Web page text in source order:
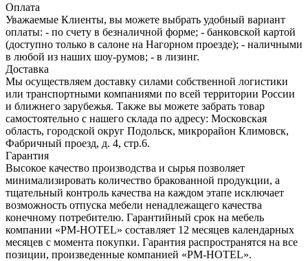
Оплата
Уважаемые Клиенты, вы можете выбрать удобный вариант
оплаты: - по счету в безналичной форме; - банковской картой
(доступно только в салоне на Нагорном проезде); - наличными
в любой из наших шоу-румов; - в лизинг.
Доставка
Мы осуществляем доставку силами собственной логистики
или транспортными компаниями по всей территории России
и ближнего зарубежья. Также вы можете забрать товар
самостоятельно с нашего склада по адресу: Московская
область, городcкой округ Подольск, микрорайон Климовск,
Фабричный проезд, д. 4, стр.6.
Гарантия
Высокое качество производства и сырья позволяет
минимализировать количество бракованной продукции, а
тщательный контроль качества на каждом этапе исключает
возможность отпуска мебели ненадлежащего качества
конечному потребителю. Гарантийный срок на мебель
компании «PM-HOTEL» составляет 12 месяцев календарных
месяцев с момента покупки. Гарантия распространятся на все
позиции, произведенные компанией «PM-HOTEL».